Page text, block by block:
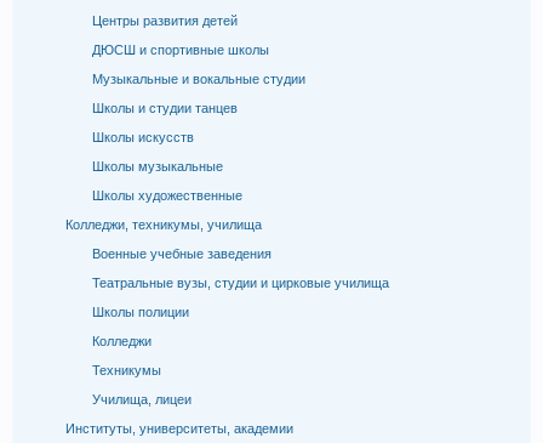
Центры развития детей
ДЮСШ и спортивные школы
Музыкальные и вокальные студии
Школы и студии танцев
Школы искусств
Школы музыкальные
Школы художественные
Колледжи, техникумы, училища
Военные учебные заведения
Театральные вузы, студии и цирковые училища
Школы полиции
Колледжи
Техникумы
Училища, лицеи
Институты, университеты, академии